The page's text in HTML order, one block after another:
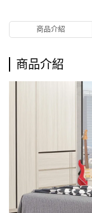
商品介紹
商品介紹